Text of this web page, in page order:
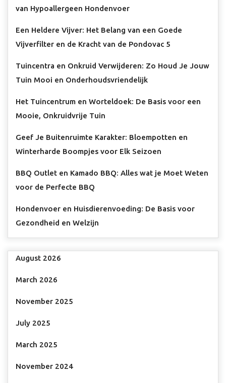
van Hypoallergeen Hondenvoer
Een Heldere Vijver: Het Belang van een Goede
Vijverfilter en de Kracht van de Pondovac 5
Tuincentra en Onkruid Verwijderen: Zo Houd Je Jouw
Tuin Mooi en Onderhoudsvriendelijk
Het Tuincentrum en Worteldoek: De Basis voor een
Mooie, Onkruidvrije Tuin
Geef Je Buitenruimte Karakter: Bloempotten en
Winterharde Boompjes voor Elk Seizoen
BBQ Outlet en Kamado BBQ: Alles wat je Moet Weten
voor de Perfecte BBQ
Hondenvoer en Huisdierenvoeding: De Basis voor
Gezondheid en Welzijn
August 2026
March 2026
November 2025
July 2025
March 2025
November 2024